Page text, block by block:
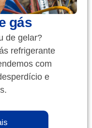
gás
de gelar?
refrigerante
com
e